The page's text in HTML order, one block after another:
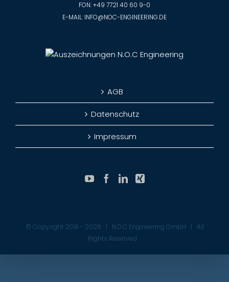
FON:+49 7721 40 60 9-0
E-MAIL: INFO@NOC-ENGINEERING.DE
AGB
Datenschutz
Impressum
© Copyright 2018 - 2026 | N.O.C Engineering GmbH | All
Rights Reserved